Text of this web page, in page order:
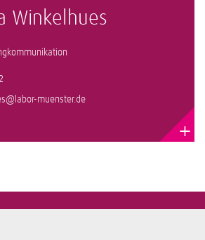
Winkelhues
muenster.de
+